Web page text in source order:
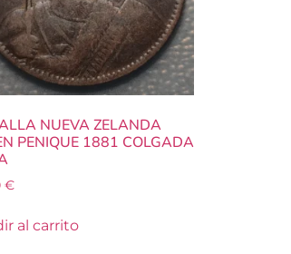
NUEVA ZELANDA
PENIQUE 1881 COLGADA
€
al carrito